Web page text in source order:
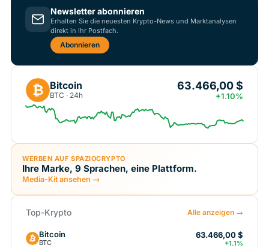
Newsletter abonnieren
Erhalten Sie die neuesten Krypto-News und Marktanalysen
direkt in Ihr Postfach.
Abonnieren
₿ Bitcoin
BTC · 24h
63.466,00 $
+1.10%
WERBEN AUF SPAZIOCRYPTO
Ihre Marke, 9 Sprachen, eine Plattform.
Media-Kit ansehen →
Top-Krypto Alle anzeigen →
Bitcoin
BTC
63.466,00 $
+1.1%